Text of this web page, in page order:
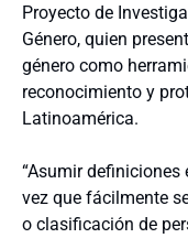
Proyecto de
Género, quien
género como
reconocimiento y
Latinoamérica.
“Asumir
vez que fácilmente
o clasificación de